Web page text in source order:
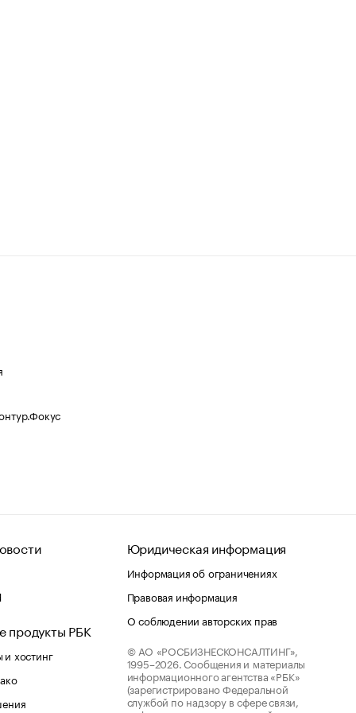
продукты РБК
хостинг
Юридическая информация
Информация об ограничениях
Правовая информация
О соблюдении авторских прав
© АО «РОСБИЗНЕСКОНСАЛТИНГ»,
1995–2026. Сообщения и материалы
информационного агентства «РБК»
(зарегистрировано Федеральной
службой по надзору в сфере связи,